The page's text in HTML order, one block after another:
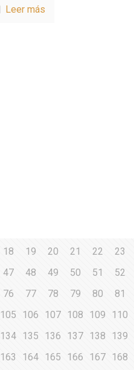
Leer más
18 19 20 21 22 23
47 48 49 50 51 52
76 77 78 79 80 81
105 106 107 108 109 110
134 135 136 137 138 139
163 164 165 166 167 168